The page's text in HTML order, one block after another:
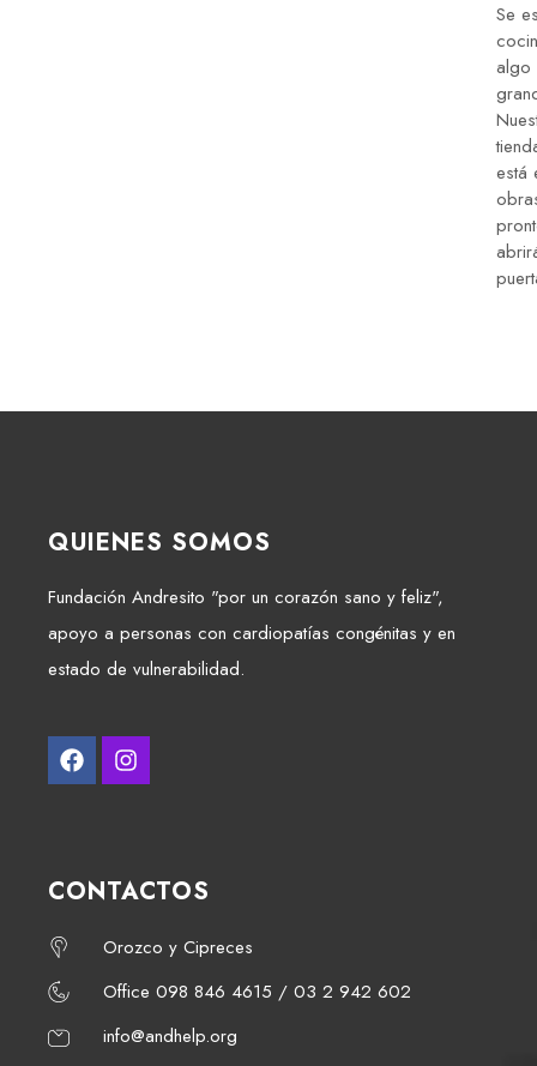
Se
algo
está
QUIENES SOMOS
Fundación Andresito "por un corazón sano y feliz",
apoyo a personas con cardiopatías congénitas y en
estado de vulnerabilidad.
CONTACTOS
Orozco y Cipreces
Office 098 846 4615 / 03 2 942 602
info@andhelp.org